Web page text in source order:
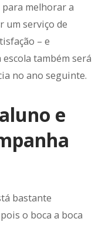
melhorar a
um serviço de
– e
também será
no ano seguinte.
e
bastante
o boca a boca